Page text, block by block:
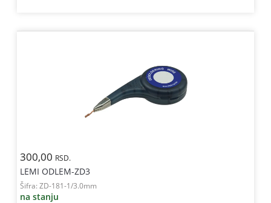
300,00 RSD.
LEMI ODLEM-ZD3
Šifra: ZD-181-1/3.0mm
na stanju